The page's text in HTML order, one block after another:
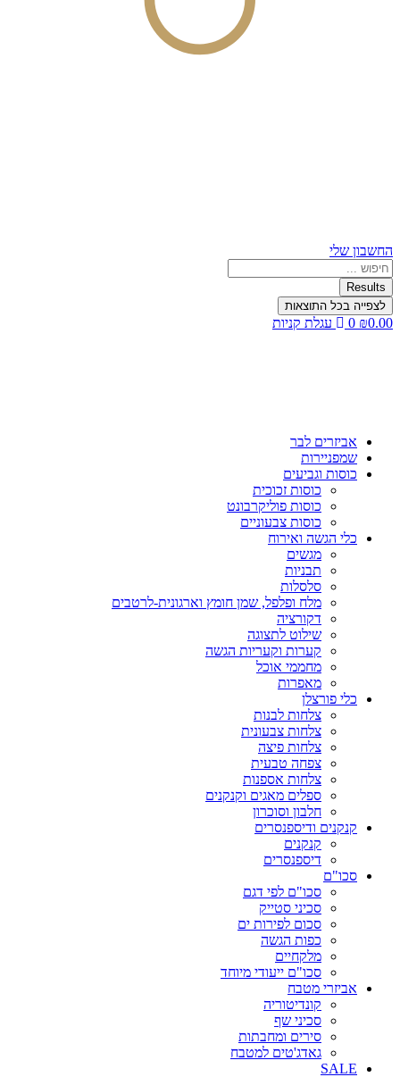
החשבון שלי
Search
...
Results
לצפייה בכל התוצאות
₪0.00
0 עגלת קניות
אביזרים לבר
שמפניירות
כוסות וגביעים
כוסות זכוכית
כוסות פוליקרבונט
כוסות צבעוניים
כלי הגשה ואירוח
מגשים
תבניות
סלסלות
מלח ופלפל, שמן חומץ וארגונית-לרטבים
דקורציה
שילוט לתצוגה
קערות וקעריות הגשה
מחממי אוכל
מאפרות
כלי פורצלן
צלחות לבנות
צלחות צבעונית
צלחות פיצה
צפחה טבעית
צלחות אספנות
ספלים מאגים וקנקנים
חלבון וסוכרון
קנקנים ודיספנסרים
קנקנים
דיספנסרים
סכו"ם
סכו"ם לפי דגם
סכיני סטייק
סכום לפירות ים
כפות הגשה
מלקחיים
סכו"ם ייעודי מיוחד
אביזרי מטבח
קונדיטוריה
סכיני שף
סירים ומחבתות
גאדג'טים למטבח
SALE